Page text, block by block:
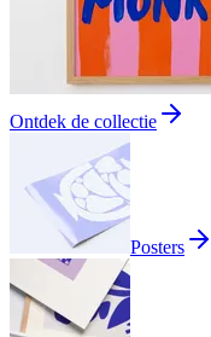
Ontdek de collectie
Posters